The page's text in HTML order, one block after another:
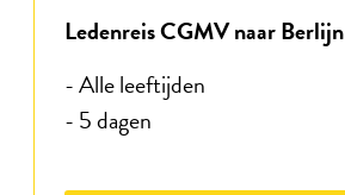
Ledenreis CGMV naar Berlijn
- Alle leeftijden
- 5 dagen